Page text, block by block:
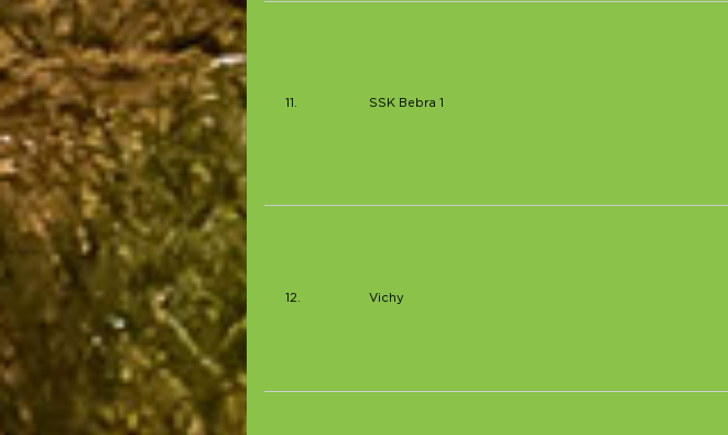
11. SSK Bebra 1
12. Vichy